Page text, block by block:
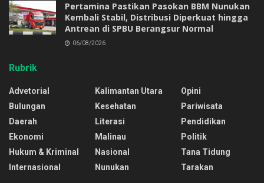
Pertamina Pastikan Pasokan BBM Nunukan
Kembali Stabil, Distribusi Diperkuat hingga
Antrean di SPBU Berangsur Normal
06/08/2026
Rubrik
Advetorial
Bulungan
Daerah
Ekonomi
Hukum & Kriminal
Internasional
Kalimantan Utara
Kesehatan
Literasi
Malinau
Nasional
Nunukan
Opini
Pariwisata
Pendidikan
Politik
Tana Tidung
Tarakan